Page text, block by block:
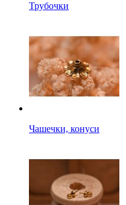
Трубочки
Чашечки, конуси